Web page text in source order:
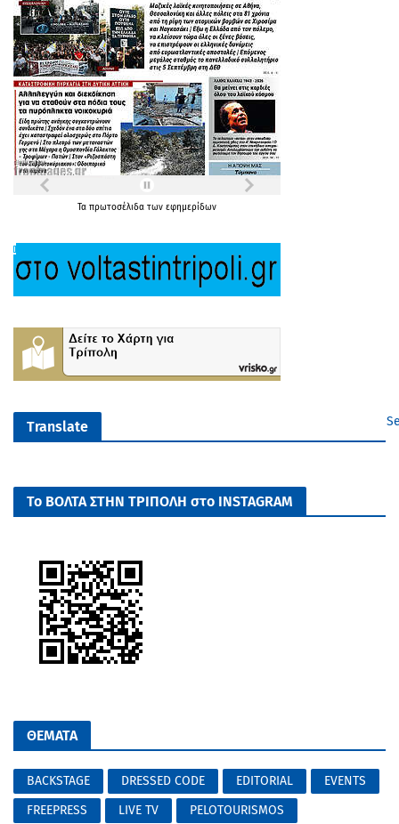
Τα πρωτοσέλιδα των εφημερίδων
Translate
Το ΒΟΛΤΑ ΣΤΗΝ ΤΡΙΠΟΛΗ στο INSTAGRAM
ΘΕΜΑΤΑ
BACKSTAGE DRESSED CODE EDITORIAL
EVENTS
FREEPRESS
LIVE TV
PELOTOURISMOS